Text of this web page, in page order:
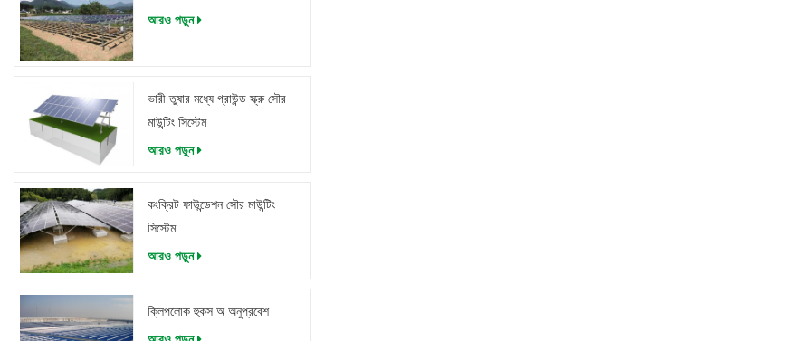
আরও পড়ুন
ভারী তুষার মধ্যে গ্রাউন্ড স্ক্রু সৌর
মাউন্টিং সিস্টেম
আরও পড়ুন
কংক্রিট ফাউন্ডেশন সৌর মাউন্টিং
সিস্টেম
আরও পড়ুন
ক্লিপলোক হুকস অ অনুপ্রবেশ